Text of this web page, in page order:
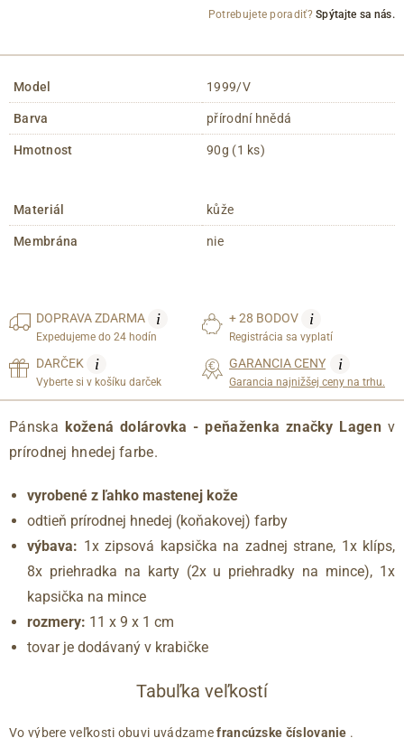
Potrebujete poradiť?Spýtajte sa nás.
Model 1999/V
Barva přírodní hnědá
Hmotnost 90g (1 ks)
Materiál kůže
Membrána nie
DOPRAVAZDARMA i
Expedujeme do 24 hodín
+ 28 BODOV i
Registrácia sa vyplatí
DARČEK i
Vyberte si v košíku darček
GARANCIA CENY i
Garancia najnižšej ceny na trhu.
Pánska kožená dolárovka - peňaženka značky Lagenv
prírodnej hnedej farbe.
vyrobené z ľahko mastenej kože
odtieň prírodnej hnedej (koňakovej) farby
výbava: 1x zipsová kapsička na zadnej strane, 1x klíps,
8x priehradka na karty (2x u priehradky na mince), 1x
kapsička na mince
rozmery: 11 x 9 x 1 cm
tovar je dodávaný v krabičke
Tabuľka veľkostí
Vo výbere veľkosti obuvi uvádzamefrancúzske číslovanie .